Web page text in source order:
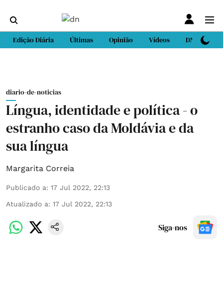
Edição Diária Últimas Opinião Vídeos DN Sport
diario-de-noticias
Língua, identidade e política - o
estranho caso da Moldávia e da
sua língua
Margarita Correia
Publicado a: 17 Jul 2022, 22:13
Atualizado a: 17 Jul 2022, 22:13
Siga-nos